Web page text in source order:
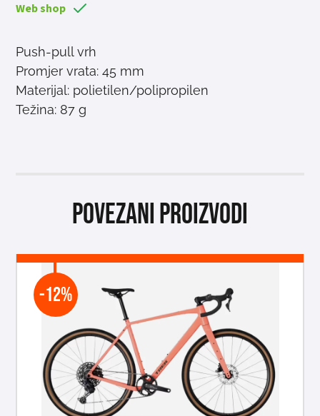
Web shop
Push-pull vrh
Promjer vrata: 45 mm
Materijal: polietilen/polipropilen
Težina: 87 g
Povezani proizvodi
-12%